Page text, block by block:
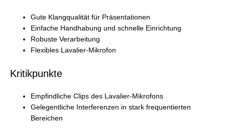
Gute Klangqualität für Präsentationen
Einfache Handhabung und schnelle Einrichtung
Robuste Verarbeitung
Flexibles Lavalier-Mikrofon
Kritikpunkte
Empfindliche Clips des Lavalier-Mikrofons
Gelegentliche Interferenzen in stark frequentierten
Bereichen